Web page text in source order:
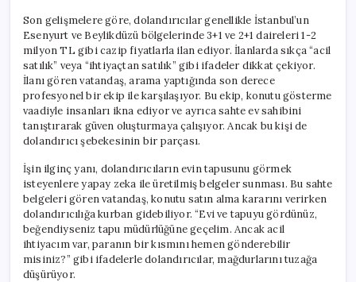
Son gelişmelere göre, dolandırıcılar genellikle İstanbul’un
Esenyurt ve Beylikdüzü bölgelerinde 3+1 ve 2+1 daireleri 1-2
milyon TL gibi cazip fiyatlarla ilan ediyor. İlanlarda sıkça “acil
satılık” veya “ihtiyaçtan satılık” gibi ifadeler dikkat çekiyor.
İlanı gören vatandaş, arama yaptığında son derece
profesyonel bir ekip ile karşılaşıyor. Bu ekip, konutu gösterme
vaadiyle insanları ikna ediyor ve ayrıca sahte ev sahibini
tanıştırarak güven oluşturmaya çalışıyor. Ancak bu kişi de
dolandırıcı şebekesinin bir parçası.
İşin ilginç yanı, dolandırıcıların evin tapusunu görmek
isteyenlere yapay zeka ile üretilmiş belgeler sunması. Bu sahte
belgeleri gören vatandaş, konutu satın alma kararını verirken
dolandırıcılığa kurban gidebiliyor. “Evi ve tapuyu gördünüz,
beğendiyseniz tapu müdürlüğüne geçelim. Ancak acil
ihtiyacım var, paranın bir kısmını hemen gönderebilir
misiniz?” gibi ifadelerle dolandırıcılar, mağdurlarını tuzağa
düşürüyor.